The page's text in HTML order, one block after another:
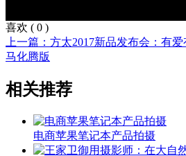
喜欢 ( 0 )
上一篇：方太2017新品发布会：有
马化腾版
相关推荐
电商苹果笔记本产品拍摄